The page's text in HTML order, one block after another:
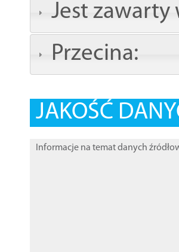
Jest zawarty
Przecina:
JAKOŚĆ
Informacje na temat danych